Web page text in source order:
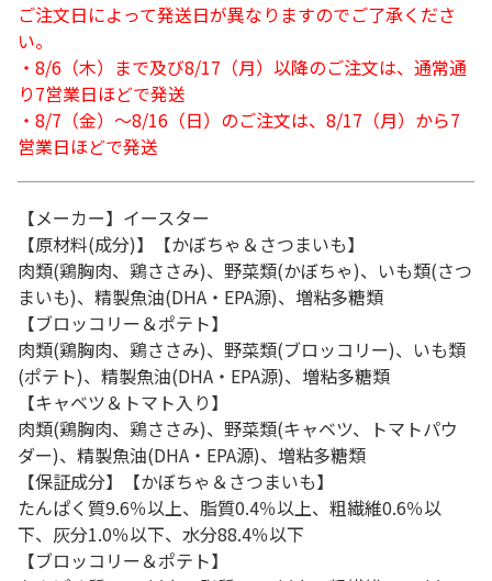
ご注文日によって発送日が異なりますのでご了承くださ
い。
・8/6（木）まで及び8/17（月）以降のご注文は、通常通
り7営業日ほどで発送
・8/7（金）～8/16（日）のご注文は、8/17（月）から7
営業日ほどで発送
【メーカー】イースター
【原材料(成分)】【かぼちゃ＆さつまいも】
肉類(鶏胸肉、鶏ささみ)、野菜類(かぼちゃ)、いも類(さつ
まいも)、精製魚油(DHA・EPA源)、増粘多糖類
【ブロッコリー＆ポテト】
肉類(鶏胸肉、鶏ささみ)、野菜類(ブロッコリー)、いも類
(ポテト)、精製魚油(DHA・EPA源)、増粘多糖類
【キャベツ＆トマト入り】
肉類(鶏胸肉、鶏ささみ)、野菜類(キャベツ、トマトパウ
ダー)、精製魚油(DHA・EPA源)、増粘多糖類
【保証成分】【かぼちゃ＆さつまいも】
たんぱく質9.6％以上、脂質0.4％以上、粗繊維0.6％以
下、灰分1.0％以下、水分88.4％以下
【ブロッコリー＆ポテト】